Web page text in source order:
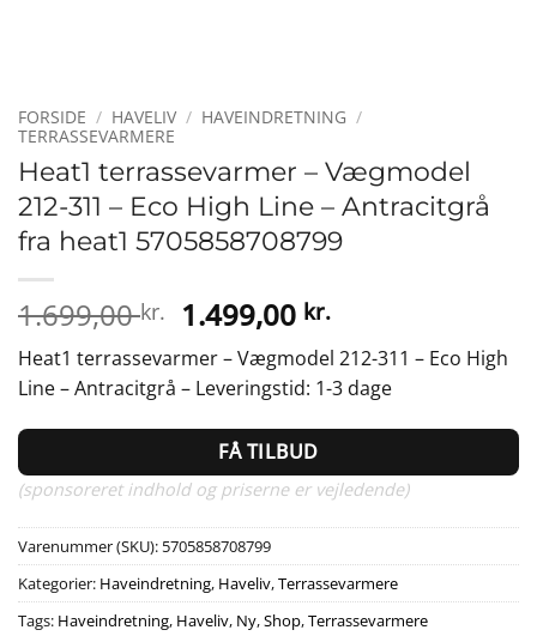
FORSIDE / HAVELIV / HAVEINDRETNING /
TERRASSEVARMERE
Heat1 terrassevarmer – Vægmodel
212-311 – Eco High Line – Antracitgrå
fra heat1 5705858708799
1.699,00kr. Den
oprindelige
pris
var:
1.699,00 kr..
1.499,00 kr.Den
aktuelle
pris
er:
1.499,00 kr..
Heat1 terrassevarmer – Vægmodel 212-311 – Eco High
Line – Antracitgrå – Leveringstid: 1-3 dage
FÅ TILBUD
(sponsoreret indhold og priserne er vejledende)
Varenummer (SKU): 5705858708799
Kategorier: Haveindretning, Haveliv,Terrassevarmere
Tags: Haveindretning, Haveliv, Ny,Shop,Terrassevarmere